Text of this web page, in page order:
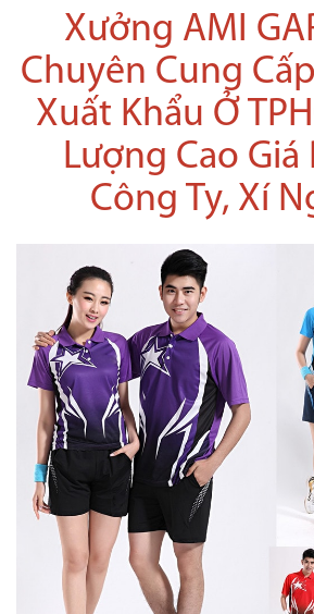
Xưởng AMI
Chuyên Cung
Xuất Khẩu Ở
Lượng Cao Giá
Công Ty, Xí